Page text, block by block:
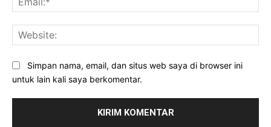
Simpan nama, email, dan situs web saya di browser ini
untuk lain kali saya berkomentar.